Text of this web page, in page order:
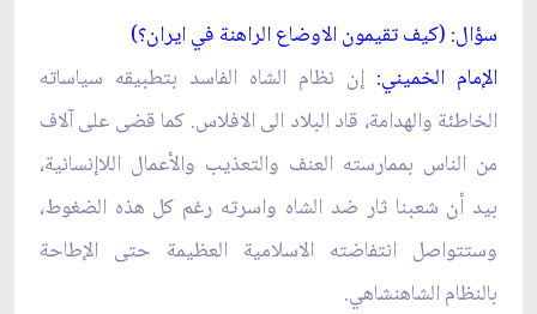
سؤال: (كيف تقيمون الاوضاع الراهنة في ايران؟)
الإمام الخميني: إن نظام الشاه الفاسد بتطبيقه سياساته
الخاطئة والهدامة، قاد البلاد الى الافلاس. كما قضى على آلاف
من الناس بممارسته العنف والتعذيب والأعمال اللاإنسانية،
بيد أن شعبنا ثار ضد الشاه واسرته رغم كل هذه الضغوط،
وستتواصل انتفاضته الاسلامية العظيمة حتى الإطاحة
بالنظام الشاهنشاهي.